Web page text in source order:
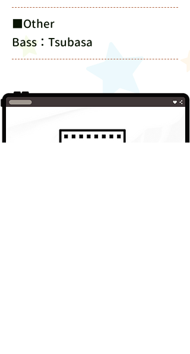
​■Other
Bass：Tsubasa